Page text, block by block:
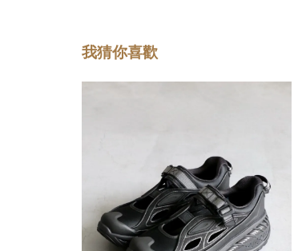
我猜你喜歡